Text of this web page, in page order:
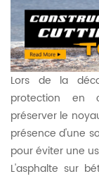
Lors de la
protection en
préserver le
présence d'une
pour éviter une
L'asphalte sur